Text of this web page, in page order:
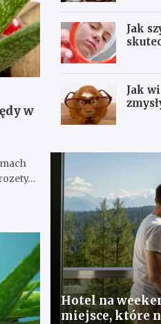
w
Jak
Jak
Hotel na
miejsce, które